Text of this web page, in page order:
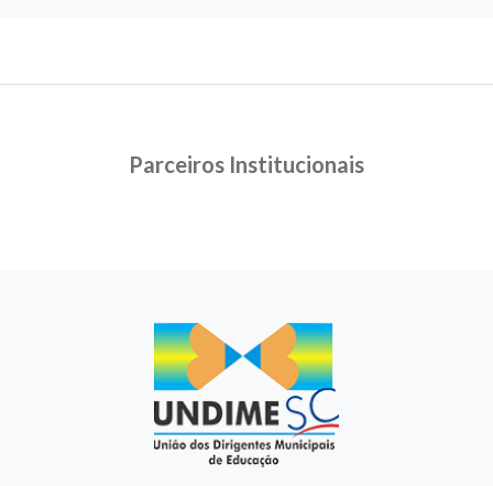
Parceiros Institucionais